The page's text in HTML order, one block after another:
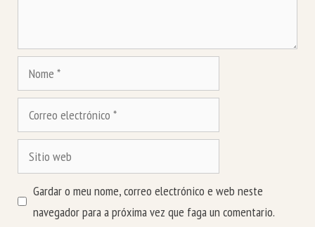
electrónico
web
Gardar o meu nome, correo electrónico e web neste
navegador para a próxima vez que faga un comentario.